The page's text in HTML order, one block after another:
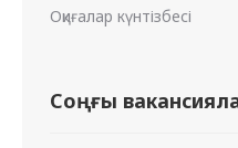
Оқиғалар күнтізбесі
Соңғы